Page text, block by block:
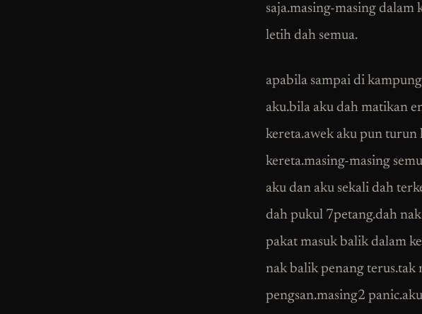
saja.masing-masing
letih dah semua.
apabila sampai di
aku.bila aku dah matikan
kereta.awek aku pun
kereta.masing-masing
aku dan aku sekali dah
dah pukul 7petang.dah
pakat masuk balik dalam
nak balik penang terus.tak
pengsan.masing2